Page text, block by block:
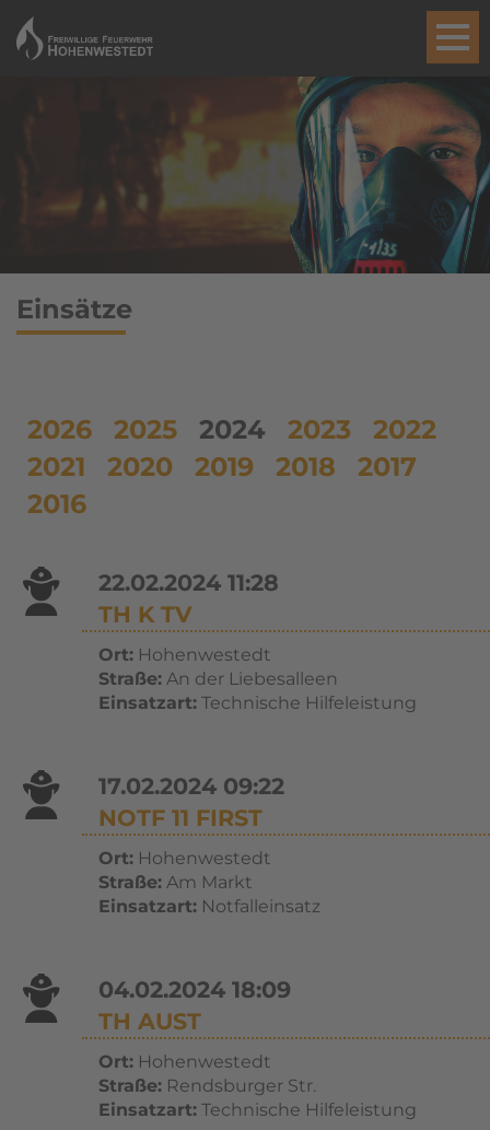
Einsätze
2026 2025 2024 2023
2022
2021
2020 2019 2018
2017
2016
22.02.2024 11:28
TH K TV
Ort:Hohenwestedt
Straße:An der Liebesalleen
Einsatzart:Technische Hilfeleistung
17.02.2024 09:22
NOTF 11 FIRST
Ort:Hohenwestedt
Straße:Am Markt
Einsatzart:Notfalleinsatz
04.02.2024 18:09
TH AUST
Ort:Hohenwestedt
Straße:Rendsburger Str.
Einsatzart:Technische Hilfeleistung